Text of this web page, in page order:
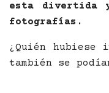
esta divertida
fotografías.
¿Quién hubiese
también se